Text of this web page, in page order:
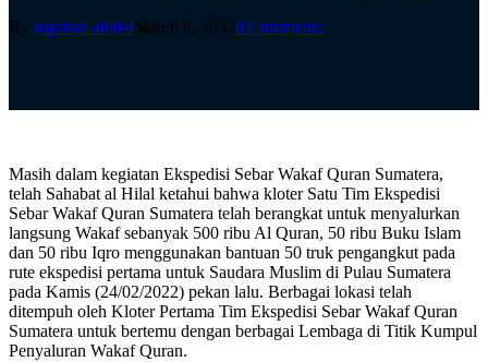
By supriadi alhilalMarch 8, 20220 Comments
Masih dalam kegiatan Ekspedisi Sebar Wakaf Quran Sumatera,
telah Sahabat al Hilal ketahui bahwa kloter Satu Tim Ekspedisi
Sebar Wakaf Quran Sumatera telah berangkat untuk menyalurkan
langsung Wakaf sebanyak 500 ribu Al Quran, 50 ribu Buku Islam
dan 50 ribu Iqro menggunakan bantuan 50 truk pengangkut pada
rute ekspedisi pertama untuk Saudara Muslim di Pulau Sumatera
pada Kamis (24/02/2022) pekan lalu. Berbagai lokasi telah
ditempuh oleh Kloter Pertama Tim Ekspedisi Sebar Wakaf Quran
Sumatera untuk bertemu dengan berbagai Lembaga di Titik Kumpul
Penyaluran Wakaf Quran.